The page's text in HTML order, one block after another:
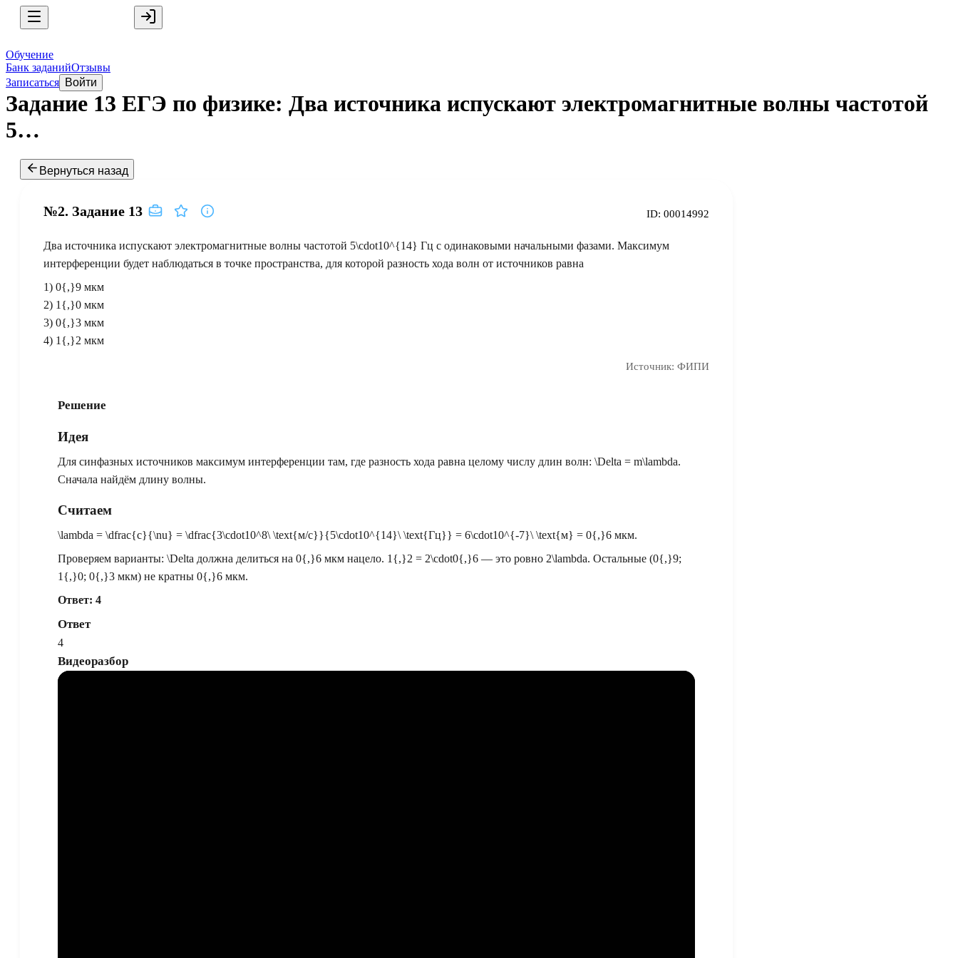
Обучение
Банк заданийОтзывы
Записаться Войти
Задание 13 ЕГЭ по физике: Два источника испускают электромагнитные волны частотой
5…
Вернуться назад
№2. Задание 13 ID: 00014992
Два источника испускают электромагнитные волны частотой 5\cdot10^{14} Гц с одинаковыми начальными фазами. Максимум
интерференции будет наблюдаться в точке пространства, для которой разность хода волн от источников равна
1) 0{,}9 мкм
2) 1{,}0 мкм
3) 0{,}3 мкм
4) 1{,}2 мкм
Источник: ФИПИ
Решение
Идея
Для синфазных источников максимум интерференции там, где разность хода равна целому числу длин волн: \Delta = m\lambda.
Сначала найдём длину волны.
Считаем
\lambda = \dfrac{c}{\nu} = \dfrac{3\cdot10^8\ \text{м/с}}{5\cdot10^{14}\ \text{Гц}} = 6\cdot10^{-7}\ \text{м} = 0{,}6 мкм.
Проверяем варианты: \Delta должна делиться на 0{,}6 мкм нацело. 1{,}2 = 2\cdot0{,}6 — это ровно 2\lambda. Остальные (0{,}9;
1{,}0; 0{,}3 мкм) не кратны 0{,}6 мкм.
Ответ: 4
Ответ
4
Видеоразбор